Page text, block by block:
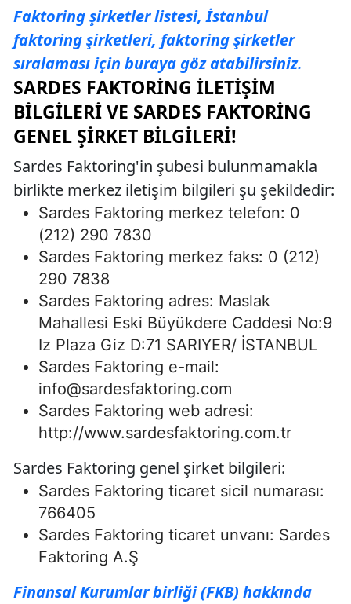
Faktoring şirketler listesi, İstanbul
faktoring şirketleri, faktoring şirketler
sıralaması için buraya göz atabilirsiniz.
SARDES FAKTORING İLETIŞIM
BILGILERI VE SARDES FAKTORING
GENEL ŞIRKET BILGILERI!
Sardes Faktoring'in şubesi bulunmamakla
birlikte merkez iletişim bilgileri şu şekildedir:
Sardes Faktoring merkez telefon: 0
(212) 290 7830
Sardes Faktoring merkez faks: 0 (212)
290 7838
Sardes Faktoring adres: Maslak
Mahallesi Eski Büyükdere Caddesi No:9
Iz Plaza Giz D:71 SARIYER/ İSTANBUL
Sardes Faktoring e-mail:
info@sardesfaktoring.com
Sardes Faktoring web adresi:
http://www.sardesfaktoring.com.tr
Sardes Faktoring genel şirket bilgileri:
Sardes Faktoring ticaret sicil numarası:
766405
Sardes Faktoring ticaret unvanı: Sardes
Faktoring A.Ş
Finansal Kurumlar birliği (FKB) hakkında